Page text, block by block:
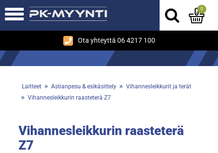
Ota yhteyttä 06 4217 100
0
Laitteet » Astianpesu & esikäsittely » Vihannesleikkurit ja terät
» Vihannesleikkurin raasteterä Z7
Vihannesleikkurin raasteterä
Z7